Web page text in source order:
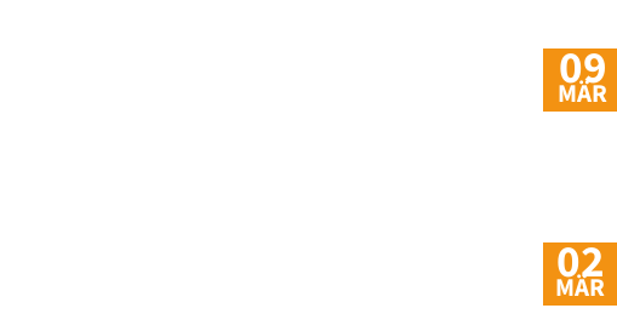
09
MÄR
02
MÄR